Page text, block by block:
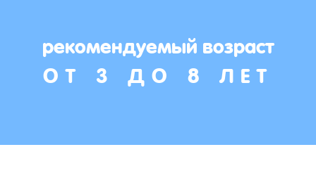
рекомендуемый возраст
ОТ 3 ДО 8 ЛЕТ